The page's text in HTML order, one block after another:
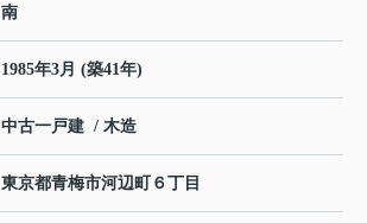
南
1985年3月 (築41年)
中古一戸建 / 木造
東京都青梅市河辺町 ６丁目